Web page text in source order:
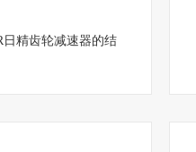
日精齿轮减速器的结